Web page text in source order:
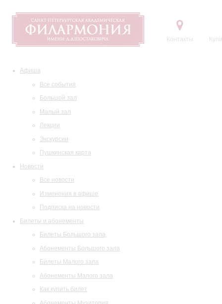
Контакты
Афиша
Все события
Большой зал
Малый зал
Лекции
Экскурсии
Пушкинская карта
Новости
Все новости
Изменения в афише
Подписка на новости
Билеты и абонементы
Билеты Большого зала
Абонементы Большого зала
Билеты Малого зала
Абонементы Малого зала
Как купить билет